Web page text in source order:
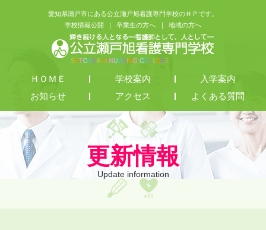
愛知県瀬戸市にある公立瀬戸旭看護専門学校のＨＰです。
学校情報公開
卒業生の方へ 地域の方へ
ＨＯＭＥ 学校案内
入学案内
お知らせ
アクセス よくある質問
更新情報
Update information